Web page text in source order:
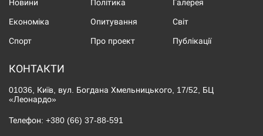
Новини Політика Галерея
Економіка Опитування Світ
Спорт Про проект Публікації
КОНТАКТИ
01036, Київ, вул. Богдана Хмельницького, 17/52, БЦ
«Леонардо»
Телефон: +380 (66) 37-88-591